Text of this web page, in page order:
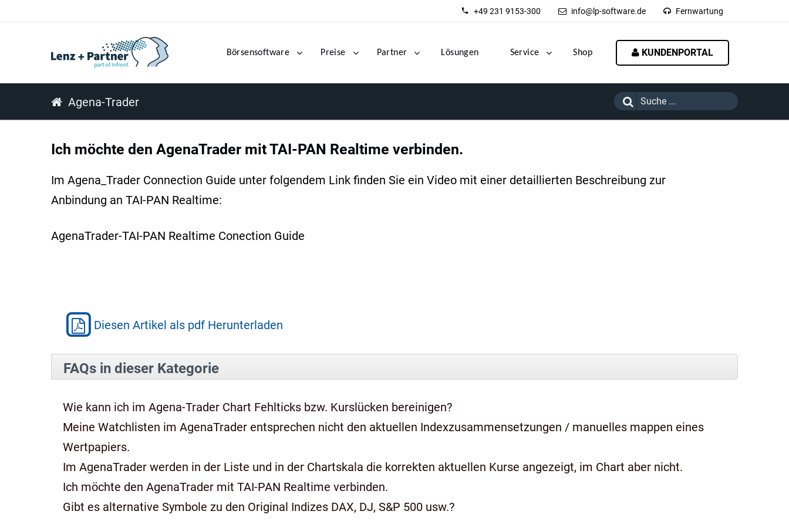
+49 231 9153-300 info@lp-software.de Fernwartung
Börsensoftware Preise Partner Lösungen Service Shop KUNDENPORTAL
Agena-Trader
Ich möchte den AgenaTrader mit TAI-PAN Realtime verbinden.
Im Agena_Trader Connection Guide unter folgendem Link finden Sie ein Video mit einer detaillierten Beschreibung zur
Anbindung an TAI-PAN Realtime:
AgenaTrader-TAI-PAN Realtime Conection Guide
Diesen Artikel als pdf Herunterladen
FAQs in dieser Kategorie
Wie kann ich im Agena-Trader Chart Fehlticks bzw. Kurslücken bereinigen?
Meine Watchlisten im AgenaTrader entsprechen nicht den aktuellen Indexzusammensetzungen / manuelles mappen eines
Wertpapiers.
Im AgenaTrader werden in der Liste und in der Chartskala die korrekten aktuellen Kurse angezeigt, im Chart aber nicht.
Ich möchte den AgenaTrader mit TAI-PAN Realtime verbinden.
Gibt es alternative Symbole zu den Original Indizes DAX, DJ, S&P 500 usw.?